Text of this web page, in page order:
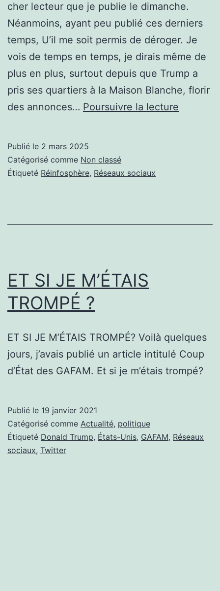
cher lecteur que je publie le dimanche.
Néanmoins, ayant peu publié ces derniers
temps, U’il me soit permis de déroger. Je
vois de temps en temps, je dirais même de
plus en plus, surtout depuis que Trump a
pris ses quartiers à la Maison Blanche, florir
des annonces… Poursuivre la lecture
Publié le 2 mars 2025
Catégorisé comme Non classé
Étiqueté Réinfosphère, Réseaux sociaux
ET SI JE M’ÉTAIS
TROMPÉ ?
ET SI JE M’ÉTAIS TROMPÉ? Voilà quelques
jours, j’avais publié un article intitulé Coup
d’État des GAFAM. Et si je m’étais trompé?
Publié le 19 janvier 2021
Catégorisé comme Actualité, politique
Étiqueté Donald Trump, États-Unis, GAFAM, Réseaux
sociaux, Twitter